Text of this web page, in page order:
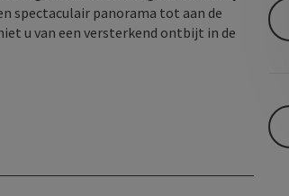
spectaculair panorama tot aan de
u van een versterkend ontbijt in de